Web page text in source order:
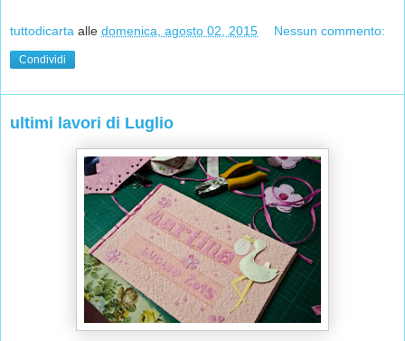
tuttodicarta alle domenica, agosto 02, 2015 Nessun commento:
Condividi
ultimi lavori di Luglio